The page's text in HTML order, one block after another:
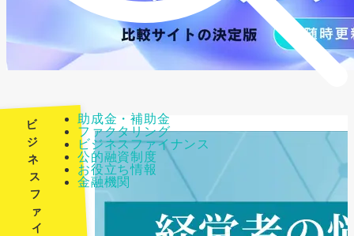
助成金・補助金
ファクタリング
ビジネスファイナンス
公的融資制度
お役立ち情報
金融機関
ビ
ジ
ネ
ス
フ
ァ
イ